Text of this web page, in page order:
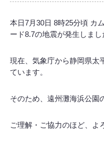
本日7月30日 8時25分頃 カ
ード8.7の地震が発生しまし
現在、気象庁から静岡県太
ています。
そのため、遠州灘海浜公園
ご理解・ご協力のほど、よ